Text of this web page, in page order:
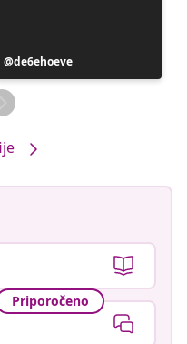
Objavo
je
objavil
de6ehoeve
Priporočeno